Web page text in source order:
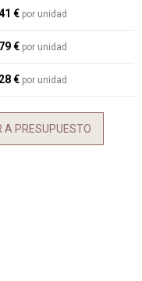
€ por unidad
€ por unidad
€ por unidad
A PRESUPUESTO